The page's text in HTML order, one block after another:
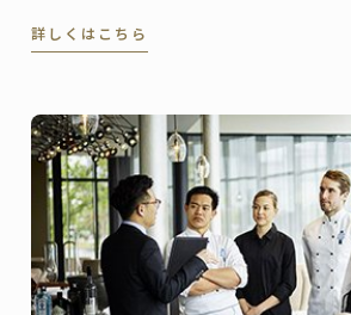
れ、東京校と神戸校のシェフ講師た
詳しくはこちら